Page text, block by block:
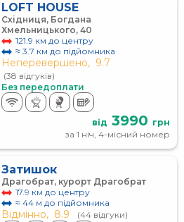
LOFT HOUSЕ
Східниця, Богдана
Хмельницького, 40
121.9 км до центру
≈ 3.7 км до підйомника
Неперевершено, 9.7
(38 відгуків)
Без передоплати
від 3990 грн
за 1 ніч, 4-місний номер
Затишок
Драгобрат, курорт Драгобрат
17.9 км до центру
≈ 44 м до підйомника
Відмінно, 8.9 (44 відгуки)